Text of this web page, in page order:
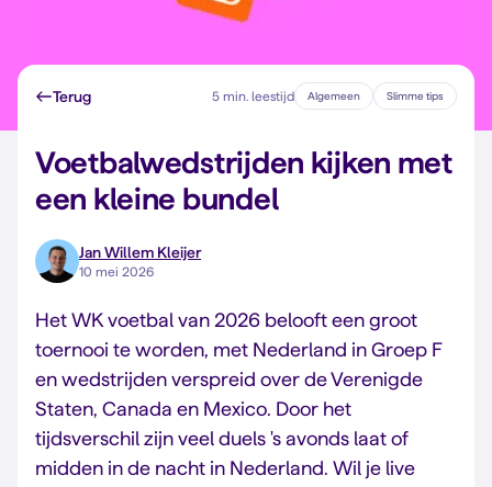
Terug 5 min. leestijd Algemeen Slimme tips
Voetbalwedstrijden kijken met
een kleine bundel
Jan Willem Kleijer
10 mei 2026
Het WK voetbal van 2026 belooft een groot
toernooi te worden, met Nederland in Groep F
en wedstrijden verspreid over de Verenigde
Staten, Canada en Mexico. Door het
tijdsverschil zijn veel duels 's avonds laat of
midden in de nacht in Nederland. Wil je live